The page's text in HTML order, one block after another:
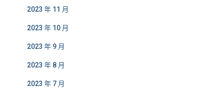
2023 年 11 月
2023 年 10 月
2023 年 9 月
2023 年 8 月
2023 年 7 月